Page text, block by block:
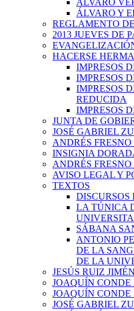
ÁLVARO Y
REGLAMENTO
2013 JUEVES DE
HACERSE
IMPRESOS
IMPRESOS
IMPRESOS
REDUCIDA
IMPRESOS
JUNTA DE
JOSÉ GABRIEL
ANDRÉS FRESNO
INSIGNIA
ANDRÉS FRESNO
AVISO LEGAL Y
TEXTOS
LA TÚNICA
SÁBANA
ANTONIO
DE LA
DE LA
JESÚS RUIZ
JOAQUÍN CONDE
JOAQUÍN CONDE
JOSÉ GABRIEL